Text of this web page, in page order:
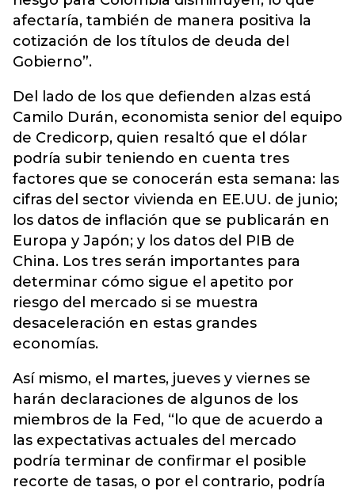
afectaría, también de manera positiva la
cotización de los títulos de deuda del
Gobierno”.
Del lado de los que defienden alzas está
Camilo Durán, economista senior del equipo
de Credicorp, quien resaltó que el dólar
podría subir teniendo en cuenta tres
factores que se conocerán esta semana: las
cifras del sector vivienda en EE.UU. de junio;
los datos de inflación que se publicarán en
Europa y Japón; y los datos del PIB de
China. Los tres serán importantes para
determinar cómo sigue el apetito por
riesgo del mercado si se muestra
desaceleración en estas grandes
economías.
Así mismo, el martes, jueves y viernes se
harán declaraciones de algunos de los
miembros de la Fed, “lo que de acuerdo a
las expectativas actuales del mercado
podría terminar de confirmar el posible
recorte de tasas, o por el contrario, podría